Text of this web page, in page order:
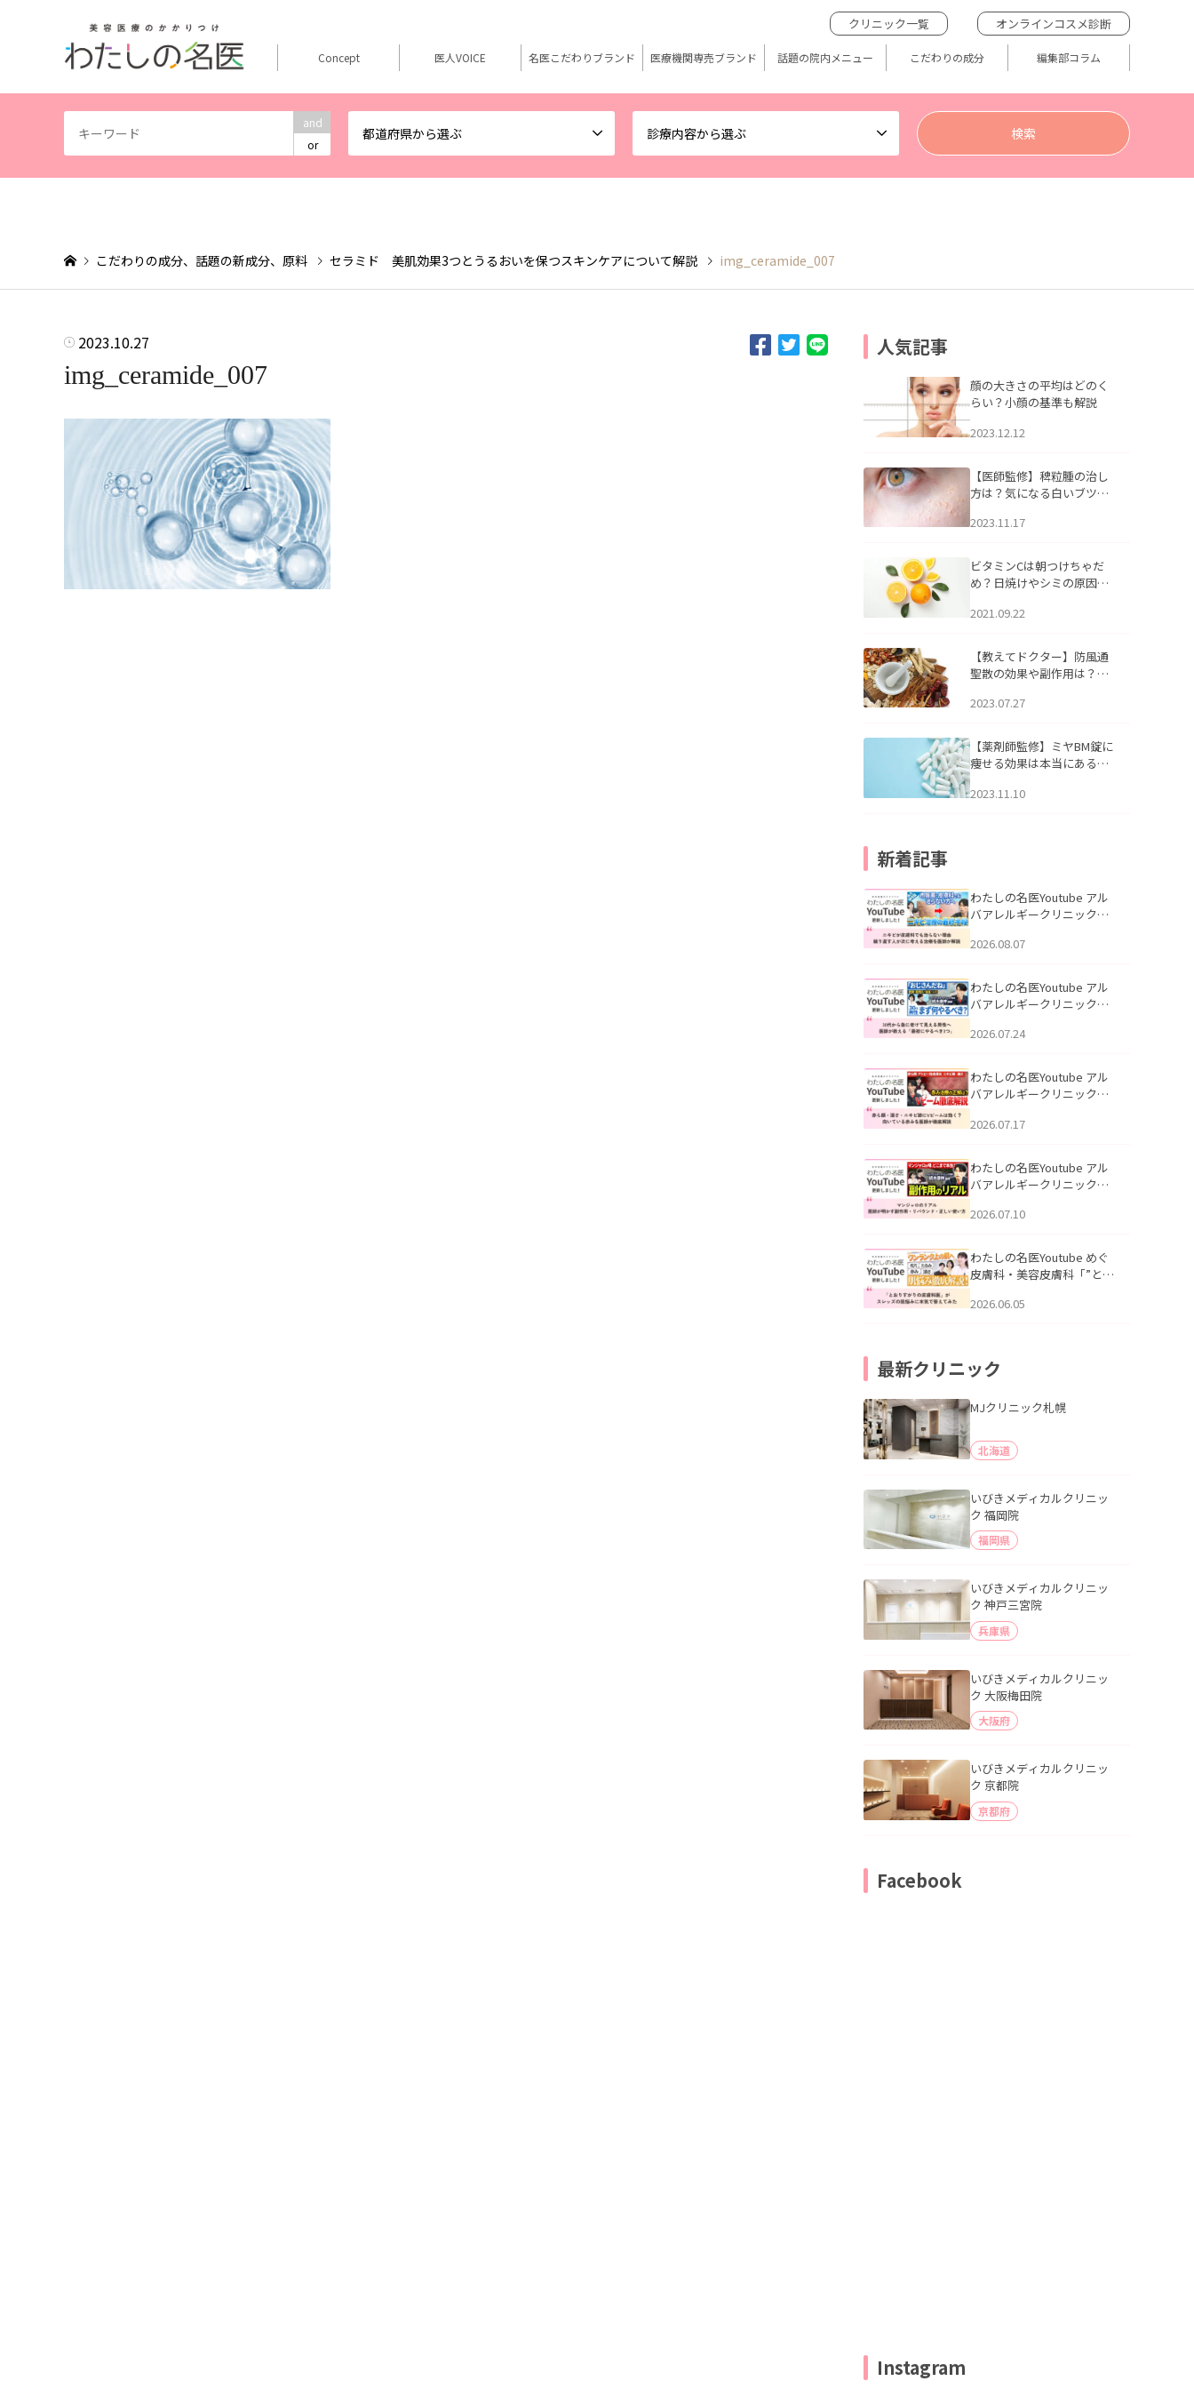
and
or
都道府県から選ぶ 診療内容から選ぶ
クリニック一覧 オンラインコスメ診断
Concept 医人VOICE 名医こだわりブランド 医療機関専売ブランド 話題の院内メニュー こだわりの成分 編集部コラム
こだわりの成分、話題の新成分、原料 セラミド 美肌効果3つとうるおいを保つスキンケアについて解説 img_ceramide_007
2023.10.27
img_ceramide_007
人気記事
顔の大きさの平均はどのく
らい？小顔の基準も解説
2023.12.12
【医師監修】稗粒腫の治し
方は？気になる白いブツブ
アについて
2023.11.17
ビタミンCは朝つけちゃだ
め？日焼けやシミの原因に
2021.09.22
【教えてドクター】防風通
聖散の効果や副作用は？長
2023.07.27
【薬剤師監修】ミヤBM錠に
痩せる効果は本当にある
2023.11.10
新着記事
わたしの名医Youtube アル
バアレルギークリニック札
らない理由｜繰り返す人が
説」を公開いたしました。
2026.08.07
わたしの名医Youtube アル
バアレルギークリニック札
える男性へ｜医師が教える
公開いたしました。
2026.07.24
わたしの名医Youtube アル
バアレルギークリニック札
跡にVビームは効く？向いて
説」を公開いたしました。
2026.07.17
わたしの名医Youtube アル
バアレルギークリニック札
医師が明かす副作用・リバ
公開いたしました。
2026.07.10
わたしの名医Youtube めぐ
皮膚科・美容皮膚科「”とお
ッズの肌悩みに本気で答え
2026.06.05
最新クリニック
MJクリニック札幌
北海道
いびきメディカルクリニッ
ク 福岡院
福岡県
いびきメディカルクリニッ
ク 神戸三宮院
兵庫県
いびきメディカルクリニッ
ク 大阪梅田院
大阪府
いびきメディカルクリニッ
ク 京都院
京都府
Facebook
Instagram